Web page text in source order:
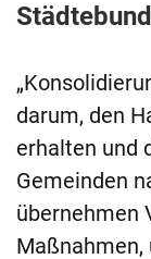
darum, den
erhalten und
Gemeinden
übernehmen